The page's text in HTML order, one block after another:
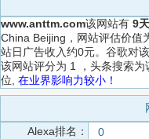
www.anttm.com该网站有 9天
China Beijing，网站评估价值
站日广告收入约0元。谷歌对
该网站评分为 1 ，头条搜索
位, 在业界影响力较小！
Alexa排名：
0